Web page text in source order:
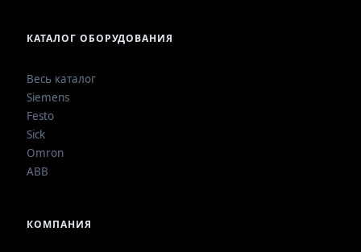
КАТАЛОГ ОБОРУДОВАНИЯ
Весь каталог
Siemens
Festo
Sick
Omron
ABB
КОМПАНИЯ